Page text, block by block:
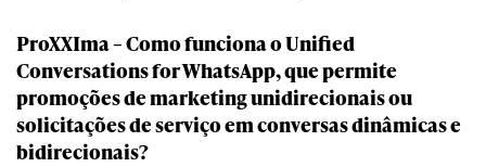
ProXXIma – Como funciona o Unified
Conversations for WhatsApp, que permite
promoções de marketing unidirecionais ou
solicitações de serviço em conversas dinâmicas e
bidirecionais?